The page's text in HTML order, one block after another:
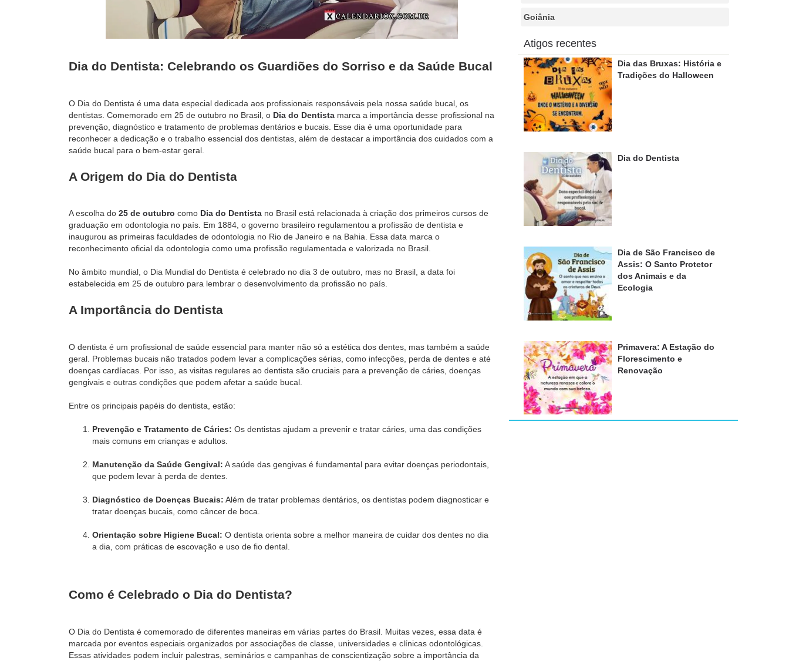
Dia do Dentista: Celebrando os Guardiões do Sorriso e da Saúde Bucal
O Dia do Dentista é uma data especial dedicada aos profissionais responsáveis pela nossa saúde bucal, os
dentistas. Comemorado em 25 de outubro no Brasil, o Dia do Dentista marca a importância desse profissional na
prevenção, diagnóstico e tratamento de problemas dentários e bucais. Esse dia é uma oportunidade para
reconhecer a dedicação e o trabalho essencial dos dentistas, além de destacar a importância dos cuidados com a
saúde bucal para o bem-estar geral.
A Origem do Dia do Dentista
A escolha do 25 de outubro como Dia do Dentista no Brasil está relacionada à criação dos primeiros cursos de
graduação em odontologia no país. Em 1884, o governo brasileiro regulamentou a profissão de dentista e
inaugurou as primeiras faculdades de odontologia no Rio de Janeiro e na Bahia. Essa data marca o
reconhecimento oficial da odontologia como uma profissão regulamentada e valorizada no Brasil.
No âmbito mundial, o Dia Mundial do Dentista é celebrado no dia 3 de outubro, mas no Brasil, a data foi
estabelecida em 25 de outubro para lembrar o desenvolvimento da profissão no país.
A Importância do Dentista
O dentista é um profissional de saúde essencial para manter não só a estética dos dentes, mas também a saúde
geral. Problemas bucais não tratados podem levar a complicações sérias, como infecções, perda de dentes e até
doenças cardíacas. Por isso, as visitas regulares ao dentista são cruciais para a prevenção de cáries, doenças
gengivais e outras condições que podem afetar a saúde bucal.
Entre os principais papéis do dentista, estão:
Prevenção e Tratamento de Cáries: Os dentistas ajudam a prevenir e tratar cáries, uma das condições
mais comuns em crianças e adultos.
Manutenção da Saúde Gengival: A saúde das gengivas é fundamental para evitar doenças periodontais,
que podem levar à perda de dentes.
Diagnóstico de Doenças Bucais: Além de tratar problemas dentários, os dentistas podem diagnosticar e
tratar doenças bucais, como câncer de boca.
Orientação sobre Higiene Bucal: O dentista orienta sobre a melhor maneira de cuidar dos dentes no dia
a dia, com práticas de escovação e uso de fio dental.
Como é Celebrado o Dia do Dentista?
O Dia do Dentista é comemorado de diferentes maneiras em várias partes do Brasil. Muitas vezes, essa data é
marcada por eventos especiais organizados por associações de classe, universidades e clínicas odontológicas.
Essas atividades podem incluir palestras, seminários e campanhas de conscientização sobre a importância da
Goiânia
Atigos recentes
Dia das Bruxas: História e
Tradições do Halloween
Dia do Dentista
Dia de São Francisco de
Assis: O Santo Protetor
dos Animais e da
Ecologia
Primavera: A Estação do
Florescimento e
Renovação